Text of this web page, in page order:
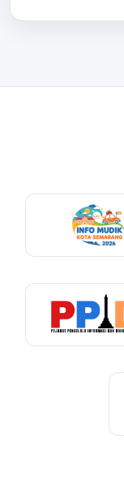
membedakan
fotografer tidak